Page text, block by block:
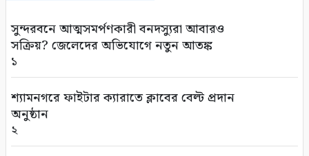
সুন্দরবনে আত্মসমর্পণকারী বনদস্যুরা আবারও
সক্রিয়? জেলেদের অভিযোগে নতুন আতঙ্ক
১
শ্যামনগরে ফাইটার ক্যারাতে ক্লাবের বেল্ট প্রদান
অনুষ্ঠান
২